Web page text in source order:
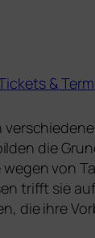
&
die
von
trifft sie
die ihre